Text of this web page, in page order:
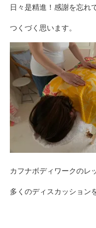
日々是精進！感謝を忘れ
つくづく思います。
カフナボディワークのレ
多くのディスカッション